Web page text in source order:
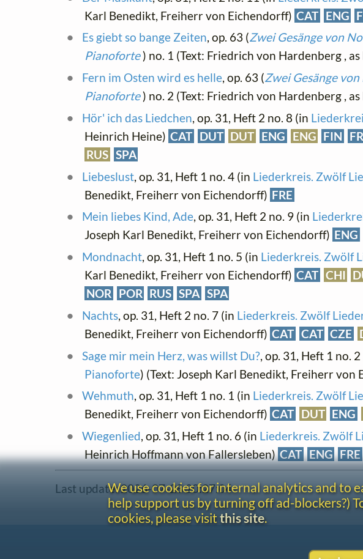
Karl Benedikt, Freiherr von Eichendorff) CAT ENG
Es giebt so bange Zeiten, op. 63 (Zwei Gesänge von
Pianoforte) no. 1 (Text: Friedrich von Hardenberg ,
Fern im Osten wird es helle, op. 63 (Zwei Gesänge
Pianoforte) no. 2 (Text: Friedrich von Hardenberg ,
Hör' ich das Liedchen, op. 31, Heft 2 no. 8 (in
Heinrich Heine) CAT DUT DUT ENG ENG FIN
RUS SPA
Liebeslust, op. 31, Heft 1 no. 4 (in Liederkreis. Zwölf
Benedikt, Freiherr von Eichendorff) FRE
Mein liebes Kind, Ade, op. 31, Heft 2 no. 9 (in
Joseph Karl Benedikt, Freiherr von Eichendorff) ENG
Mondnacht, op. 31, Heft 1 no. 5 (in Liederkreis. Zwölf
Karl Benedikt, Freiherr von Eichendorff) CAT CHI
NOR POR RUS SPA SPA
Nachts, op. 31, Heft 2 no. 7 (in Liederkreis. Zwölf
Benedikt, Freiherr von Eichendorff) CAT CAT CZE
Sage mir mein Herz, was willst Du?, op. 31, Heft 1 no.
Pianoforte) (Text: Joseph Karl Benedikt, Freiherr von
Wehmuth, op. 31, Heft 1 no. 1 (in Liederkreis. Zwölf
Benedikt, Freiherr von Eichendorff) CAT DUT ENG
Wiegenlied, op. 31, Heft 1 no. 6 (in Liederkreis. Zwölf
Heinrich Hoffmann von Fallersleben)CAT ENG FRE
Last update: 2026-07-28 20:27:04
We use cookies for internal analytics and to
help support us by turning off ad-blockers?)
cookies, please visit this site.